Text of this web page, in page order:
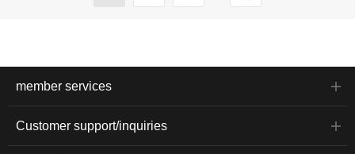
member services
Customer support/inquiries